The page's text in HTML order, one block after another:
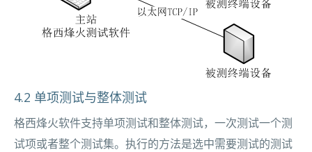
4.2 单项测试与整体测试
格西烽火软件支持单项测试和整体测试，一次测试一个测
试项或者整个测试集。执行的方法是选中需要测试的测试